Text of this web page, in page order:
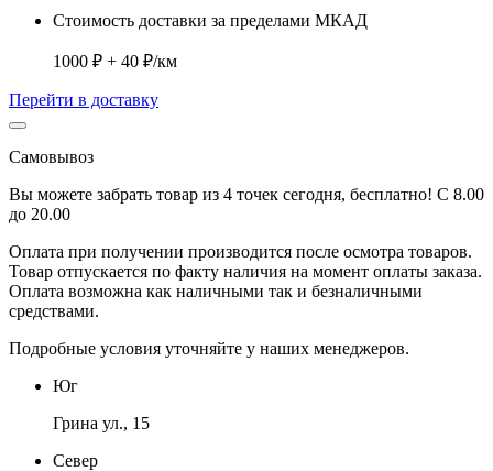
Стоимость доставки за пределами МКАД
1000 ₽ + 40 ₽/км
Перейти в доставку
Самовывоз
Вы можете забрать товар из 4 точек сегодня, бесплатно! С 8.00
до 20.00
Оплата при получении производится после осмотра товаров.
Товар отпускается по факту наличия на момент оплаты заказа.
Оплата возможна как наличными так и безналичными
средствами.
Подробные условия уточняйте у наших менеджеров.
Юг
Грина ул., 15
Север